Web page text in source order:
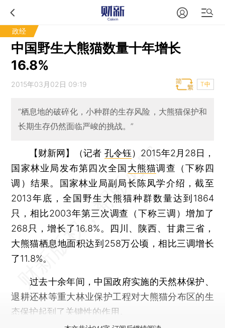
政经
中国野生大熊猫数量十年增长
16.8%
2015年03月02日 09:19 T中
“栖息地的破碎化，小种群的生存风险，大熊猫保护和
长期生存仍然面临严峻的挑战。”
【财新网】（记者 孔令钰） 2015年2月28日，
国家林业局发布第四次全国 大熊猫调查（下称四
调）结果。国家林业局副局长陈凤学介绍，截至
2013年底，全国野生大熊猫种群数量达到1864
只，相比2003年第三次调查（下称三调）增加了
268只，增长了16.8%。四川、陕西、甘肃三省，
大熊猫栖息地面积达到258万公顷，相比三调增长
了11.8%。
过去十余年间，中国政府实施的天然林保护、
退耕还林等重大林业保护工程对大熊猫分布区的生
态保护起到了关键性的作用。